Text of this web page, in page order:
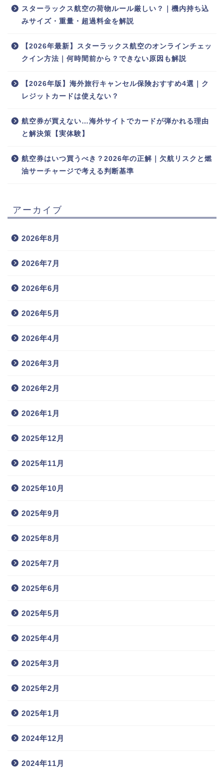
スターラックス航空の荷物ルール厳しい？｜機内持ち込
みサイズ・重量・超過料金を解説
【2026年最新】スターラックス航空のオンラインチェッ
クイン方法｜何時間前から？できない原因も解説
【2026年版】海外旅行キャンセル保険おすすめ4選｜ク
レジットカードは使えない？
航空券が買えない…海外サイトでカードが弾かれる理由
と解決策【実体験】
航空券はいつ買うべき？2026年の正解｜欠航リスクと燃
油サーチャージで考える判断基準
アーカイブ
2026年8月
2026年7月
2026年6月
2026年5月
2026年4月
2026年3月
2026年2月
2026年1月
2025年12月
2025年11月
2025年10月
2025年9月
2025年8月
2025年7月
2025年6月
2025年5月
2025年4月
2025年3月
2025年2月
2025年1月
2024年12月
2024年11月